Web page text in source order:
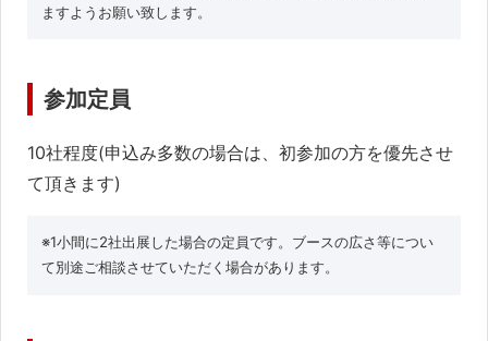
ますようお願い致します。
参加定員
10社程度(申込み多数の場合は、初参加の方を優先させ
て頂きます)
※1小間に2社出展した場合の定員です。ブースの広さ等につい
て別途ご相談させていただく場合があります。